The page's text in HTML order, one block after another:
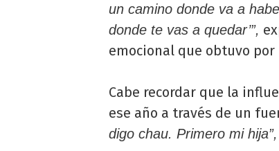
un camino donde va a
donde te vas a quedar’”,
emocional que obtuvo
Cabe recordar que la
ese año a través de un
digo chau. Primero mi hija”,